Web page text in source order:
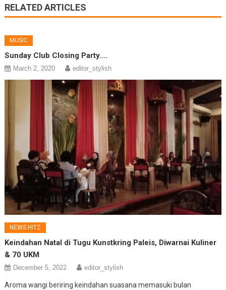
RELATED ARTICLES
MUSIC
Sunday Club Closing Party….
March 2, 2020 editor_stylish
NEWS HITZ
Keindahan Natal di Tugu Kunstkring Paleis, Diwarnai Kuliner
& 70 UKM
December 5, 2022 editor_stylish
Aroma wangi beriring keindahan suasana memasuki bulan